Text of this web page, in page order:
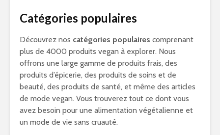
Catégories populaires
Découvrez nos catégories populaires comprenant
plus de 4000 produits vegan à explorer. Nous
offrons une large gamme de produits frais, des
produits d’épicerie, des produits de soins et de
beauté, des produits de santé, et même des articles
de mode vegan. Vous trouverez tout ce dont vous
avez besoin pour une alimentation végétalienne et
un mode de vie sans cruauté.